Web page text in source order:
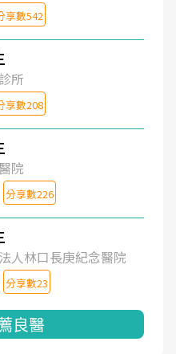
享數542
所
享數208
院
分享數226
人林口長庚紀念醫院
分享數23
良醫